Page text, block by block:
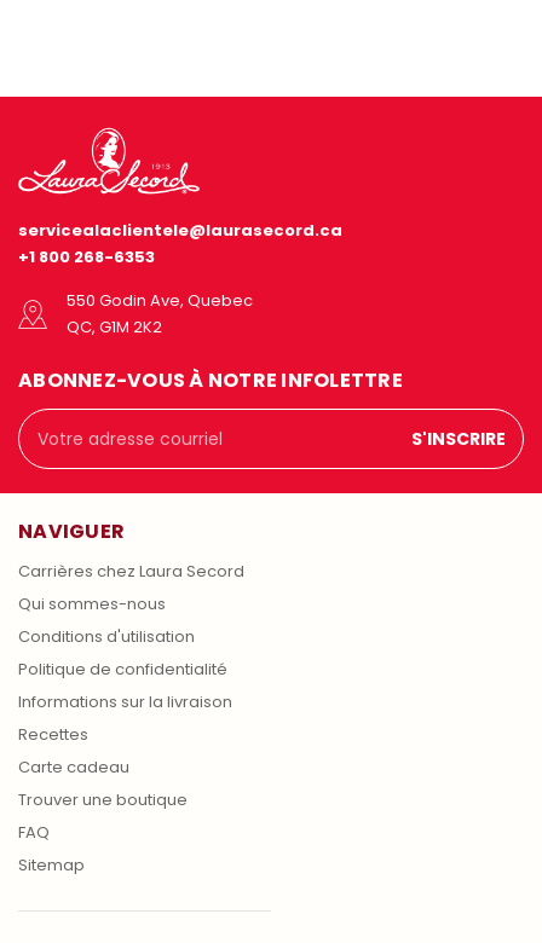
servicealaclientele@laurasecord.ca
+1 800 268-6353
550 Godin Ave, Quebec
QC, G1M 2K2
ABONNEZ-VOUS À NOTRE INFOLETTRE
Adresse
courriel
NAVIGUER
Carrières chez Laura Secord
Qui sommes-nous
Conditions d'utilisation
Politique de confidentialité
Informations sur la livraison
Recettes
Carte cadeau
Trouver une boutique
FAQ
Sitemap